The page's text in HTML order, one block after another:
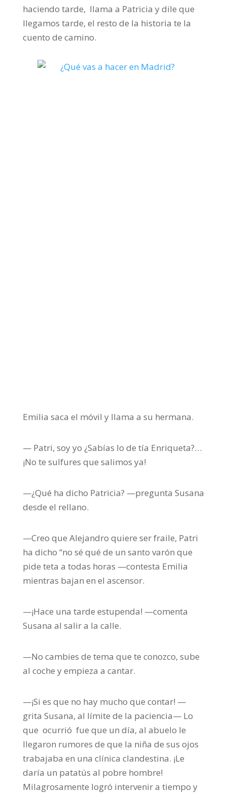
haciendo tarde, llama a Patricia y dile que
llegamos tarde, el resto de la historia te la
cuento de camino.
Emilia saca el móvil y llama a su hermana.
— Patri, soy yo ¿Sabías lo de tía Enriqueta?…
¡No te sulfures que salimos ya!
—¿Qué ha dicho Patricia? —pregunta Susana
desde el rellano.
—Creo que Alejandro quiere ser fraile, Patri
ha dicho “no sé qué de un santo varón que
pide teta a todas horas —contesta Emilia
mientras bajan en el ascensor.
—¡Hace una tarde estupenda! —comenta
Susana al salir a la calle.
—No cambies de tema que te conozco, sube
al coche y empieza a cantar.
—¡Si es que no hay mucho que contar! —
grita Susana, al límite de la paciencia— Lo
que ocurrió fue que un día, al abuelo le
llegaron rumores de que la niña de sus ojos
trabajaba en una clínica clandestina. ¡Le
daría un patatús al pobre hombre!
Milagrosamente logró intervenir a tiempo y